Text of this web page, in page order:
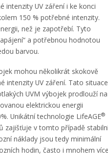
intenzity UV záření i ke konci
150 % potřebné intenzity.
než je zapotřebí. Tyto
a potřebnou hodnotou
barvou.
mohou několikrát skokově
intenzity UV záření. Tato
UVM výbojek prodlouží na
elektrickou energii
Unikátní technologie LifeAGE®
zajišťuje v tomto případě
náklady jsou tedy minimální
hodin, často i mnohem